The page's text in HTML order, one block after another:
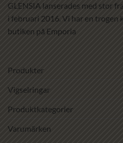
GLENSIA lanserades med stor
i februari 2016. Vi har en trogen
butiken på Emporia
Produkter
Vigselringar
Produktkategorier
Varumärken